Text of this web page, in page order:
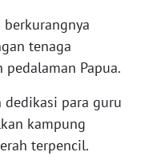
tenaga
Papua.
dedikasi para guru
kampung
terpencil.